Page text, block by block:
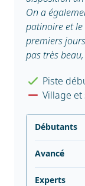
On a
patinoire et
premiers
pas très
Piste
Village
Débutants
Avancé
Experts